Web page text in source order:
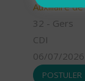
Auxiliaire
32 - Gers
CDI
06/07/2026
POSTULER